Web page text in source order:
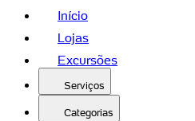
Início
Lojas
Excursões
Serviços
Categorias